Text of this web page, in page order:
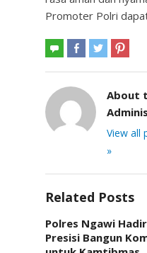
Promoter Polri
About
View all
»
Related Posts
Polres Ngawi
Presisi Bangun